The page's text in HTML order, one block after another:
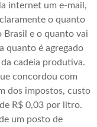
internet um e-mail,
o quanto
Brasil e o quanto vai
quanto é agregado
cadeia produtiva.
concordou com
dos impostos, custo
R$ 0,03 por litro.
um posto de